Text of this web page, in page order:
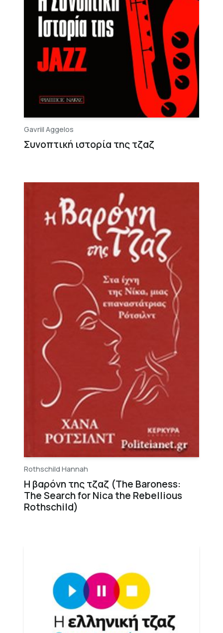
Gavriil Aggelos
Συνοπτική ιστορία της τζαζ
Rothschild Hannah
Η βαρόνη της τζαζ (The Baroness:
The Search for Nica the Rebellious
Rothschild)